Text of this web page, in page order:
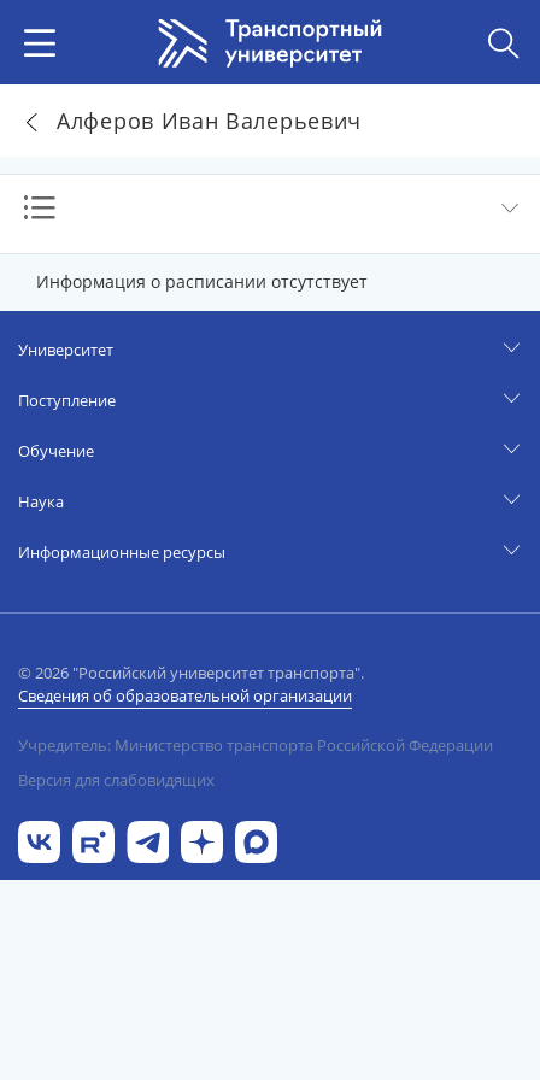
Алферов Иван Валерьевич
Информация о расписании отсутствует
Университет
Поступление
Обучение
Наука
Информационные ресурсы
© 2026 "Российский университет транспорта".
Сведения об образовательной организации
Учредитель: Министерство транспорта Российской Федерации
Версия для слабовидящих